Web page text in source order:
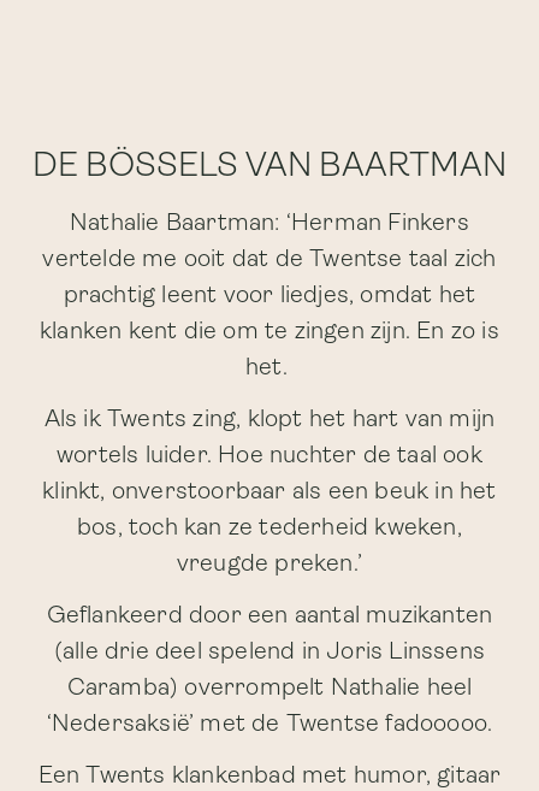
DE BÖSSELS VAN BAARTMAN
Nathalie Baartman: ‘Herman Finkers
vertelde me ooit dat de Twentse taal zich
prachtig leent voor liedjes, omdat het
klanken kent die om te zingen zijn. En zo is
het.
Als ik Twents zing, klopt het hart van mijn
wortels luider. Hoe nuchter de taal ook
klinkt, onverstoorbaar als een beuk in het
bos, toch kan ze tederheid kweken,
vreugde preken.’
Geflankeerd door een aantal muzikanten
(alle drie deel spelend in Joris Linssens
Caramba) overrompelt Nathalie heel
‘Nedersaksië’ met de Twentse fadooooo.
Een Twents klankenbad met humor, gitaar